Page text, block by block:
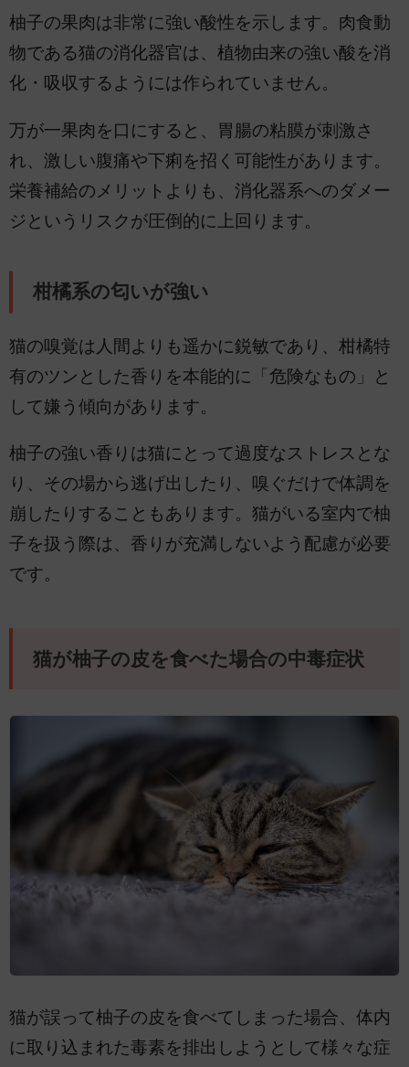
柚子の果肉は非常に強い酸性を示します。肉食動
物である猫の消化器官は、植物由来の強い酸を消
化・吸収するようには作られていません。
万が一果肉を口にすると、胃腸の粘膜が刺激さ
れ、激しい腹痛や下痢を招く可能性があります。
栄養補給のメリットよりも、消化器系へのダメー
ジというリスクが圧倒的に上回ります。
柑橘系の匂いが強い
猫の嗅覚は人間よりも遥かに鋭敏であり、柑橘特
有のツンとした香りを本能的に「危険なもの」と
して嫌う傾向があります。
柚子の強い香りは猫にとって過度なストレスとな
り、その場から逃げ出したり、嗅ぐだけで体調を
崩したりすることもあります。猫がいる室内で柚
子を扱う際は、香りが充満しないよう配慮が必要
です。
猫が柚子の皮を食べた場合の中毒症状
猫が誤って柚子の皮を食べてしまった場合、体内
に取り込まれた毒素を排出しようとして様々な症